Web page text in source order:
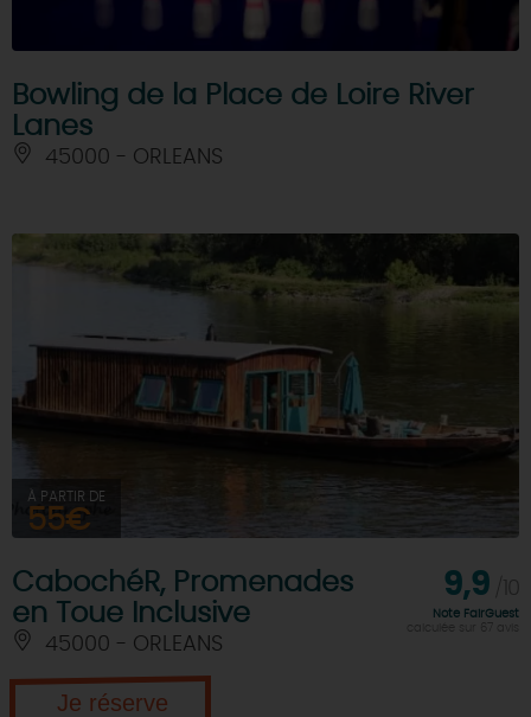
Bowling de la Place de Loire River
Lanes
45000 - ORLEANS
À PARTIR DE
55€
CabochéR, Promenades
en Toue Inclusive
45000 - ORLEANS
9,9
Note FairGuest
Je réserve